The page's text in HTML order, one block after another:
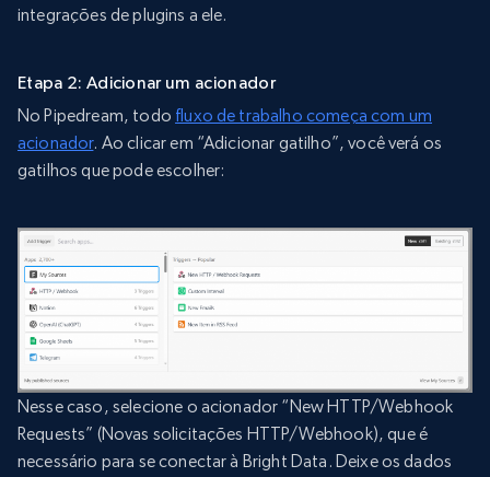
integrações de plugins a ele.
Etapa 2: Adicionar um acionador
No Pipedream, todo fluxo de trabalho começa com um
acionador. Ao clicar em “Adicionar gatilho”, você verá os
gatilhos que pode escolher:
Nesse caso, selecione o acionador “New HTTP/Webhook
Requests” (Novas solicitações HTTP/Webhook), que é
necessário para se conectar à Bright Data. Deixe os dados